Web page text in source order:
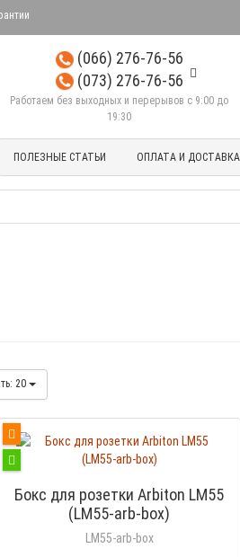
(066) 276-76-56
(073) 276-76-56
Работаем без выходных и перерывов с 9:00 до
19:30
ПОЛЕЗНЫЕ СТАТЬИ ОПЛАТА И ДОСТАВКА
20
Бокс для розетки Arbiton LM55
(LM55-arb-box)
LM55-arb-box